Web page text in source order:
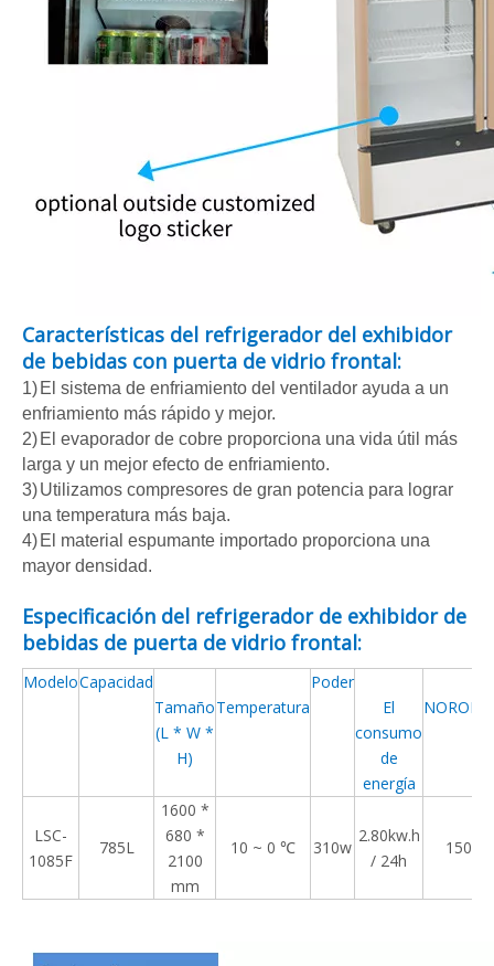
Características del refrigerador del exhibidor
de bebidas con puerta de vidrio frontal:
1) El sistema de enfriamiento del ventilador ayuda a un
enfriamiento más rápido y mejor.
2) El evaporador de cobre proporciona una vida útil más
larga y un mejor efecto de enfriamiento.
3)Utilizamos compresores de gran potencia para lograr
una temperatura más baja.
4) El material espumante importado proporciona una
mayor densidad.
Especificación del refrigerador de exhibidor de
bebidas de puerta de vidrio frontal:
ModeloCapacidad
Tamaño
(L * W *
H)
Temperatura
Poder
El
consumo
de
energía
LSC-
1085F
785L
1600 *
680 *
2100
mm
10 ~ 0 ℃ 310w
2.80kw.h
/ 24h
150kg